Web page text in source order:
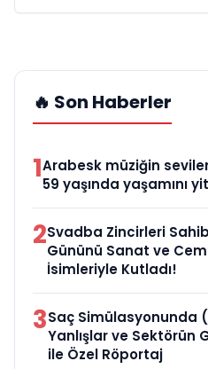
🔥 Son Haberler
1Arabesk müziğin
59 yaşında yaşamını
2Svadba Zincirleri
Gününü Sanat ve
İsimleriyle Kutladı!
3Saç Simülasyonunda
Yanlışlar ve Sektörün
ile Özel Röportaj